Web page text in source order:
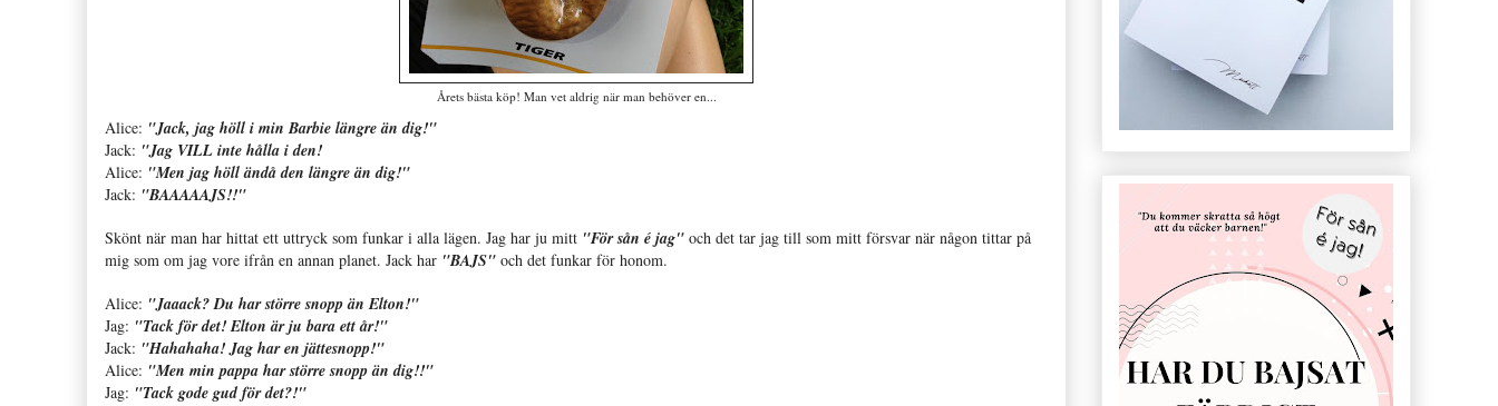
Årets bästa köp! Man vet aldrig när man behöver en...
Alice: "Jack, jag höll i min Barbie längre än dig!"
Jack: "Jag VILL inte hålla i den!
Alice: "Men jag höll ändå den längre än dig!"
Jack: "BAAAAAJS!!"
Skönt när man har hittat ett uttryck som funkar i alla lägen. Jag har ju mitt "För sån é jag" och det tar jag till som mitt försvar när någon tittar på
mig som om jag vore ifrån en annan planet. Jack har "BAJS" och det funkar för honom.
Alice: "Jaaack? Du har större snopp än Elton!"
Jag: "Tack för det! Elton är ju bara ett år!"
Jack: "Hahahaha! Jag har en jättesnopp!"
Alice: "Men min pappa har större snopp än dig!!"
Jag: "Tack gode gud för det?!"